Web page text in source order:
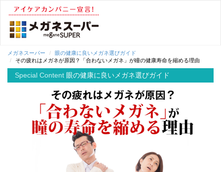
メガネスーパー
眼の健康に良いメガネ選びガイド
その疲れはメガネが原因？「合わないメガネ」が瞳の健康寿命を縮める理由
Special Content 眼の健康に良いメガネ選びガイド